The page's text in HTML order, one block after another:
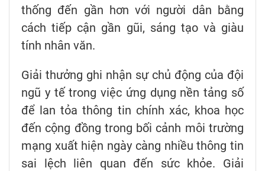
thống đến gần hơn với người dân bằng
cách tiếp cận gần gũi, sáng tạo và giàu
tính nhân văn.
Giải thưởng ghi nhận sự chủ động của đội
ngũ y tế trong việc ứng dụng nền tảng số
để lan tỏa thông tin chính xác, khoa học
đến cộng đồng trong bối cảnh môi trường
mạng xuất hiện ngày càng nhiều thông tin
sai lệch liên quan đến sức khỏe. Giải